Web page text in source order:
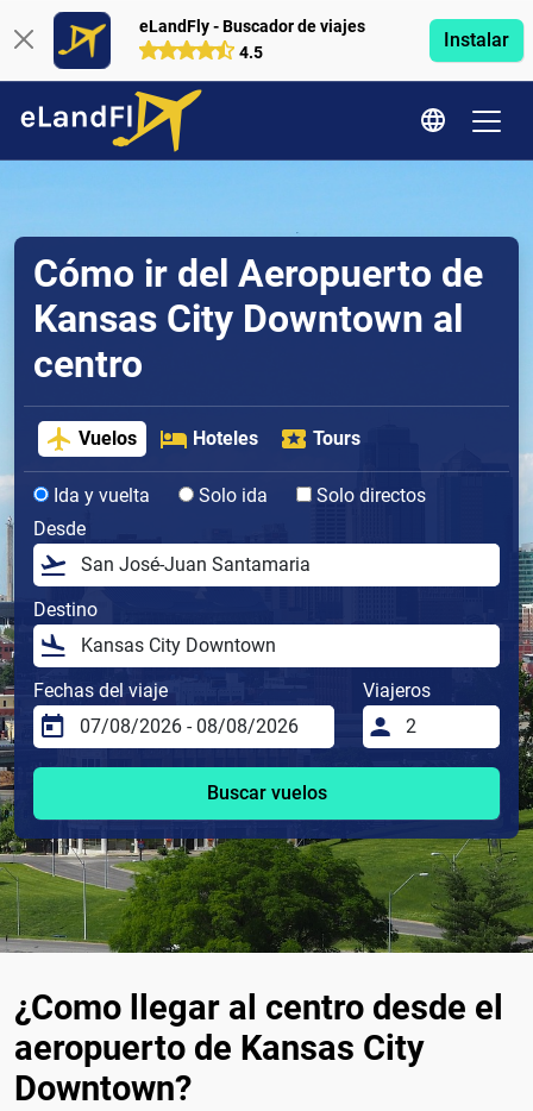
eLandFly - Buscador de viajes
4.5
Instalar
Cómo ir del Aeropuerto de
Kansas City Downtown al
centro
Vuelos Hoteles Tours
Ida y vuelta Solo ida
Solo directos
Desde
Destino
Fechas del viaje Viajeros
Buscar vuelos
¿Como llegar al centro desde el
aeropuerto de Kansas City
Downtown?